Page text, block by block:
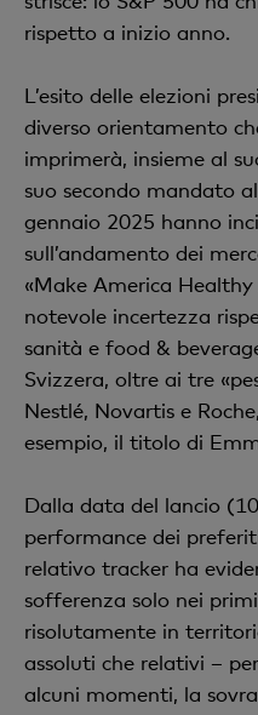
rispetto a inizio anno.
L’esito delle elezioni
diverso orientamento
imprimerà, insieme al
suo secondo mandato
gennaio 2025 hanno
sull’andamento dei
«Make America
notevole incertezza
sanità e food &
Svizzera, oltre ai tre
Nestlé, Novartis e
esempio, il titolo di
Dalla data del lancio
performance dei
relativo tracker ha
sofferenza solo nei
risolutamente in
assoluti che relativi –
alcuni momenti, la